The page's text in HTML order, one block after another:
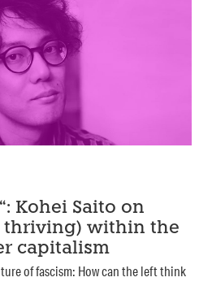
Kohei Saito on
thriving) within the
capitalism
of fascism: How can the left think